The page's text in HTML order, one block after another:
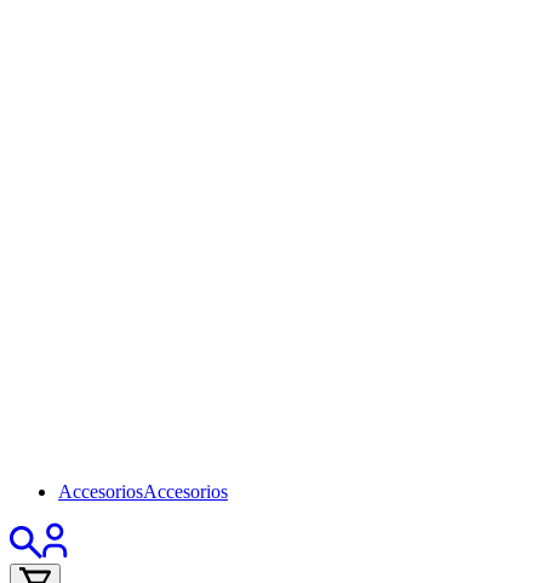
AccesoriosAccesorios